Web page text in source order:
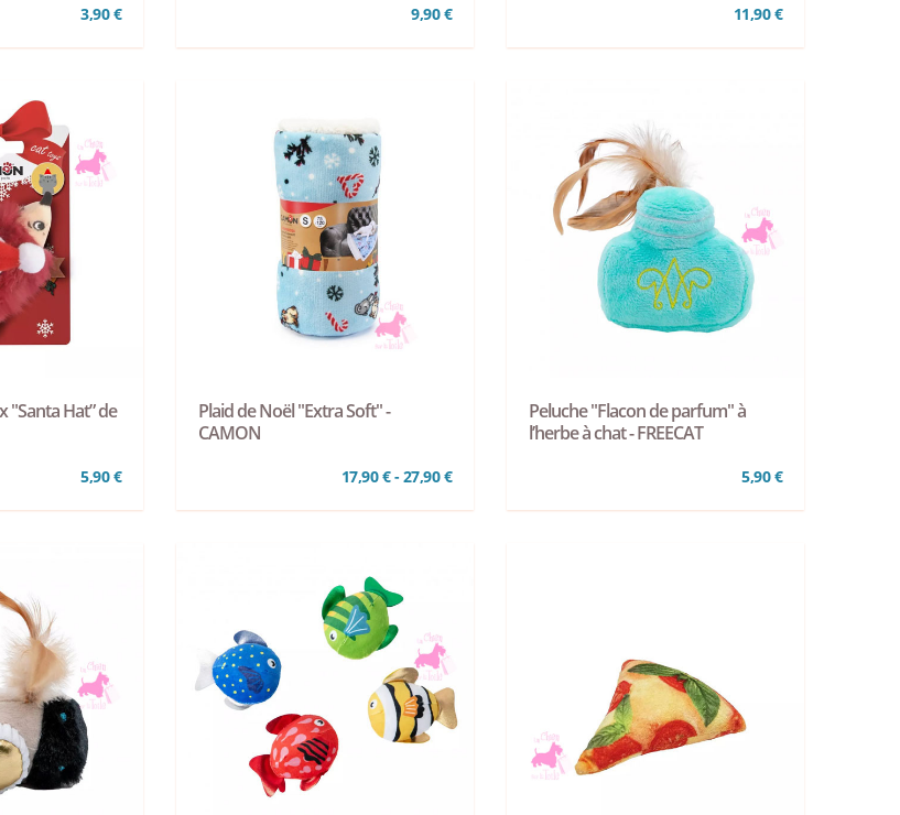
3,90 € 9,90 € 11,90 €
"Santa Hat” de
5,90 €
Plaid de Noël "Extra Soft" -
CAMON
17,90 € - 27,90 €
Peluche "Flacon de parfum" à
l’herbe à chat - FREECAT
5,90 €